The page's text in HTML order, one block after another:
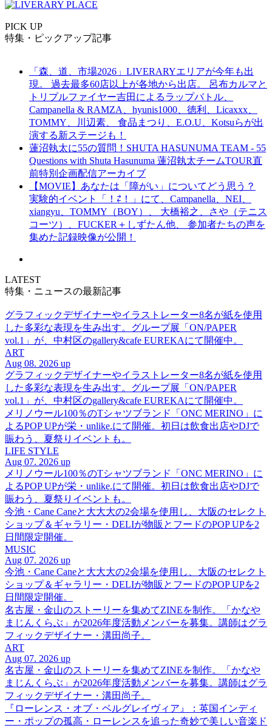
PICK UP
特集・ピックアップ記事
「森、道、市場2026」LIVERARYエリアが今年も出
現。 過去最多60店以上が各地から出店。 呂布カルマと
トリプルファイヤー吉田によるラップバトル、
Campanella & RAMZA、hyunis1000、徳利、Licaxxx、
TOMMY、川辺素、 食品まつり、E.O.U、Kotsuらが出
演する新ステージも！
蓮沼執太に55の質問！SHUTA HASUNUMA TEAM - 55
Questions with Shuta Hasunuma 蓮沼執太チームTOUR直
前特別企画配信アーカイブ
【MOVIE】あなたは「障がい」についてどう思う？
実験的イベント「！⇄！」にて、Campanella、NEI、
xiangyu、TOMMY（BOY）、 大橋裕之、さや（テニス
コーツ）、FUCKER＋しずたん他、 参加者たちの声を
集めた記録映像が公開！
LATEST
特集・ニュースの最新記事
グラフィックデザイナーやイラストレーター8名が紙を使用
した多彩な表現を生み出す。グループ展「ON/PAPER
vol.1」が、中村区のgallery&cafe EUREKAにて開催中。
ART
Aug 08. 2026 up
グラフィックデザイナーやイラストレーター8名が紙を使用
した多彩な表現を生み出す。グループ展「ON/PAPER
vol.1」が、中村区のgallery&cafe EUREKAにて開催中。
メリノウール100％のTシャツブランド「ONC MERINO」に
よるPOP UPが栄・unlike.にて開催。初日は飲食出店やDJで
賑わう、夏祭りイベントも。
LIFE STYLE
Aug 07. 2026 up
メリノウール100％のTシャツブランド「ONC MERINO」に
よるPOP UPが栄・unlike.にて開催。初日は飲食出店やDJで
賑わう、夏祭りイベントも。
今池・Cane Caneと大大大の2会場を使用し、大阪のセレクト
ショップ＆ギャラリー・DELIが物販とフードのPOP UPを2
日間限定開催。
MUSIC
Aug 07. 2026 up
今池・Cane Caneと大大大の2会場を使用し、大阪のセレクト
ショップ＆ギャラリー・DELIが物販とフードのPOP UPを2
日間限定開催。
名古屋・金山のストーリーを集めてZINEを制作。「かなや
まじんくらぶ」が2026年度活動メンバーを募集。講師はグラ
フィックデザイナー・溝田尚子。
ART
Aug 07. 2026 up
名古屋・金山のストーリーを集めてZINEを制作。「かなや
まじんくらぶ」が2026年度活動メンバーを募集。講師はグラ
フィックデザイナー・溝田尚子。
『ローレンス・オブ・ベルグレイヴィア』：英国インディ
ー・ポップの孤高・ローレンスを追った奇妙で美しい音楽ド